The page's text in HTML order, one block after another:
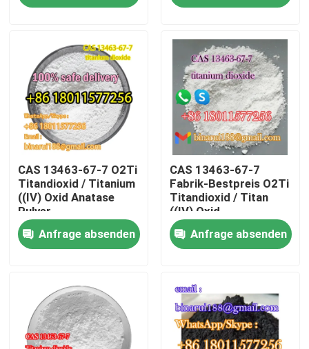
Über uns
Werksbesichtigung
Qualitätskontrolle
Bitte um ein Angebot
Anorganische Chemikalien-Rohstoff
Feinchemikalienvermittler
CAS 13463-67-7 O2Ti
Titandioxid / Titanium
((IV) Oxid Anatase
Pulver
Anfrage absenden
CAS 13463-67-7
Fabrik-Bestpreis O2Ti
Titandioxid / Titan
((IV) Oxid
Anorganische
Pigmente
Anfrage absenden